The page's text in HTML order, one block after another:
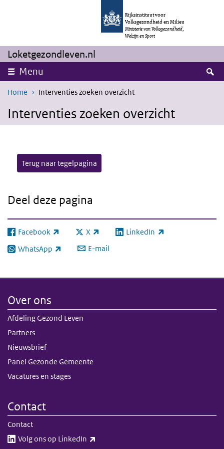
Overslaan en naar de inhoud gaan
Rijksinstituut voor
Volksgezondheid en Milieu
Ministerie van Volksgezondheid,
Welzijn en Sport
Loketgezondleven.nl
Menu
Home Interventies zoeken overzicht
Interventies zoeken overzicht
Terug naar tegelpagina
Deel deze pagina
Facebook
(externe link) X
(externe link) LinkedIn
(externe link)
WhatsApp
(externe link) E-mail
Over ons
Afdeling Gezond Leven
Partners
Nieuwsbrief
Panel Gezonde Gemeente
Vacatures en stages
Contact
Contact
Volg ons op LinkedIn​​